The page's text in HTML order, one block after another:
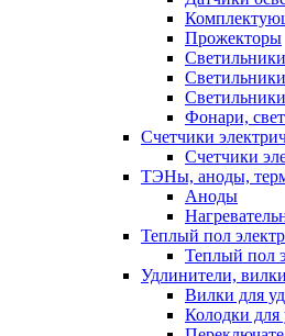
Прожекторы
Фонари,
Счетчики
Счетчики
ТЭНы, аноды,
Аноды
Теплый пол
Теплый пол
Удлинители,
Вилки для
Колодки для